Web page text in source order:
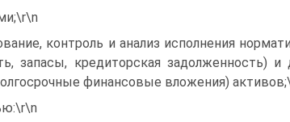
контроль и анализ исполнения
запасы, кредиторская задолженность) и
финансовые вложения)